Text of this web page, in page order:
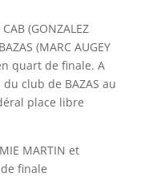
(GONZALEZ
(MARC AUGEY
quart de finale. A
club de BAZAS au
place libre
MARTIN et
finale